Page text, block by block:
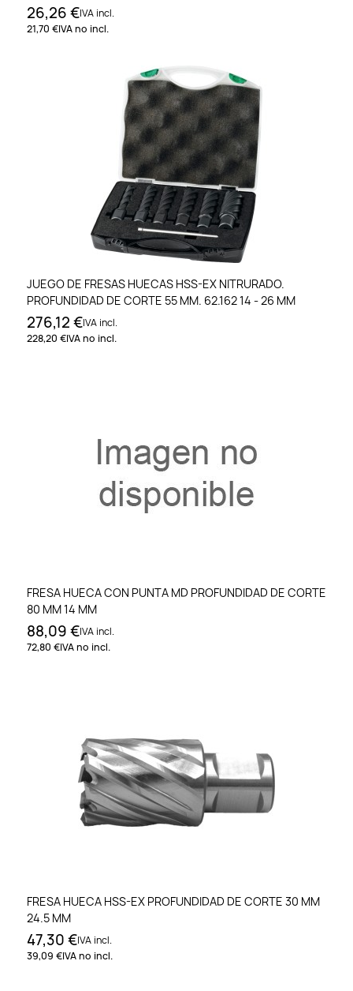
26,26 €IVA incl.
21,70 €IVA no incl.
JUEGO DE FRESAS HUECAS HSS-EX NITRURADO.
PROFUNDIDAD DE CORTE 55 MM. 62.162 14 - 26 MM
276,12 €IVA incl.
228,20 €IVA no incl.
FRESA HUECA CON PUNTA MD PROFUNDIDAD DE CORTE
80 MM 14 MM
88,09 €IVA incl.
72,80 €IVA no incl.
FRESA HUECA HSS-EX PROFUNDIDAD DE CORTE 30 MM
24.5 MM
47,30 €IVA incl.
39,09 €IVA no incl.